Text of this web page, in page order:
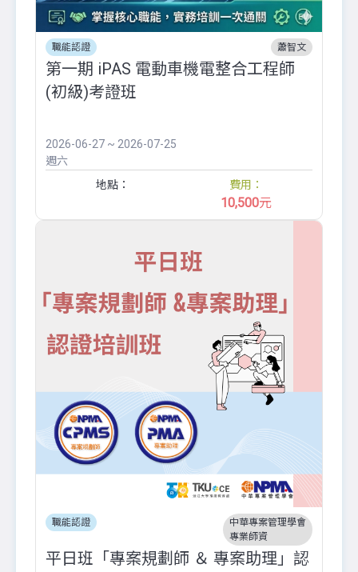
職能認證 蕭智文
第一期 iPAS 電動車機電整合工程師
(初級)考證班
2026-06-27 ~ 2026-07-25
週六
地點：
費用：
10,500元
職能認證
中華專案管理學會
專業師資
平日班「專案規劃師 ＆ 專案助理」認